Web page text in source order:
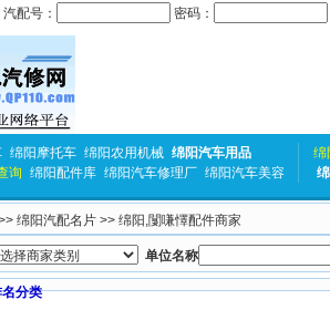
汽配号： 密码：
绵阳摩托车 绵阳农用机械 绵阳汽车用品
询 绵阳配件库 绵阳汽车修理厂 绵阳汽车美容
绵
绵阳汽配名片 >> 绵阳,闅嗛懌配件商家
单位名称
分类